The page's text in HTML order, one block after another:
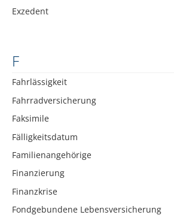
Exzedent
F
Fahrlässigkeit
Fahrradversicherung
Faksimile
Fälligkeitsdatum
Familienangehörige
Finanzierung
Finanzkrise
Fondgebundene Lebensversicherung